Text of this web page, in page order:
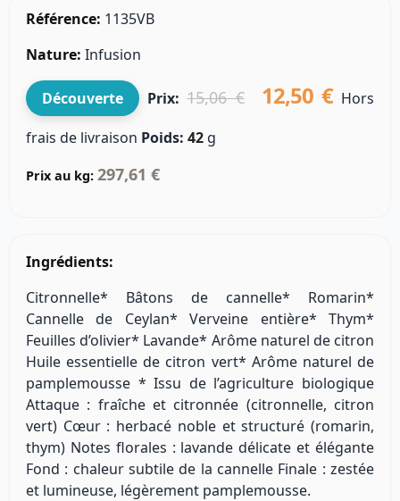
Référence: 1135VB
Nature: Infusion
Découverte Prix: 15,06 € 12,50 € Hors
frais de livraison Poids: 42 g
Prix au kg: 297,61 €
Ingrédients:
Citronnelle* Bâtons de cannelle* Romarin*
Cannelle de Ceylan* Verveine entière* Thym*
Feuilles d’olivier* Lavande* Arôme naturel de citron
Huile essentielle de citron vert* Arôme naturel de
pamplemousse * Issu de l’agriculture biologique
Attaque : fraîche et citronnée (citronnelle, citron
vert) Cœur : herbacé noble et structuré (romarin,
thym) Notes florales : lavande délicate et élégante
Fond : chaleur subtile de la cannelle Finale : zestée
et lumineuse, légèrement pamplemousse.